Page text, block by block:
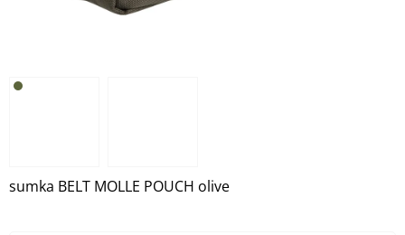
sumka BELT MOLLE POUCH olive